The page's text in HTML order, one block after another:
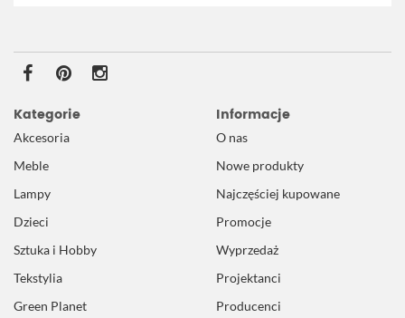
Kategorie
Akcesoria
Meble
Lampy
Dzieci
Sztuka i Hobby
Tekstylia
Green Planet
Informacje
O nas
Nowe produkty
Najczęściej kupowane
Promocje
Wyprzedaż
Projektanci
Producenci